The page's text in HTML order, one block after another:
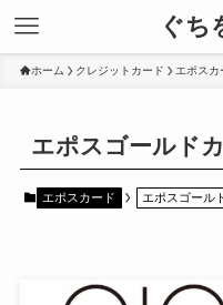
ぐち
ホーム クレジットカード エポスカ
エポスゴールド
エポスカード エポスゴール